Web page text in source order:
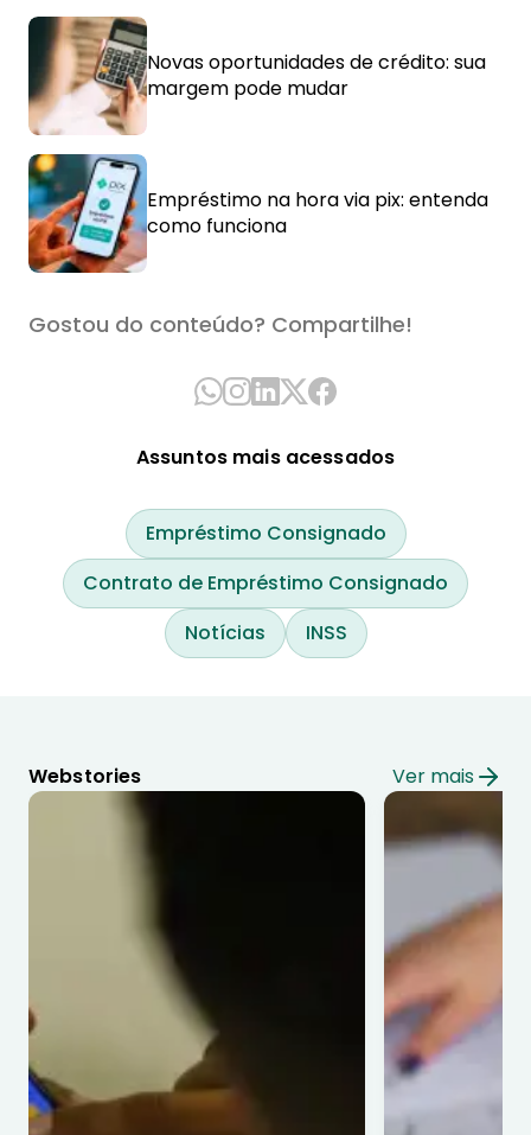
Novas oportunidades de crédito: sua
margem pode mudar
Empréstimo na hora via pix: entenda
como funciona
Gostou do conteúdo? Compartilhe!
Assuntos mais acessados
Empréstimo Consignado
Contrato de Empréstimo Consignado
Notícias
INSS
Webstories Ver mais